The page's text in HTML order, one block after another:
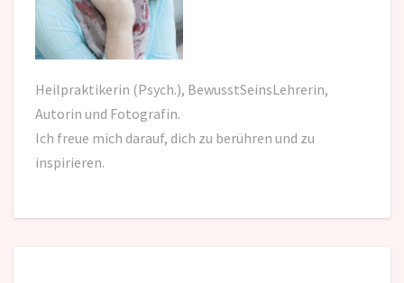
Heilpraktikerin (Psych.), BewusstSeinsLehrerin,
Autorin und Fotografin.
Ich freue mich darauf, dich zu berühren und zu
inspirieren.